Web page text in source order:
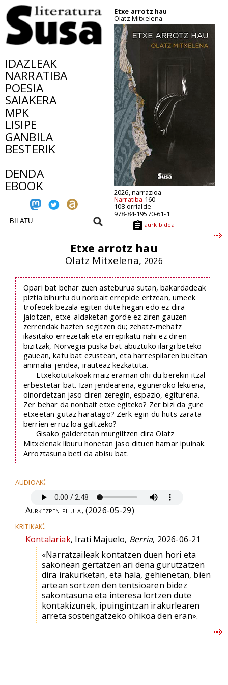
IDAZLEAK
NARRATIBA
POESIA
SAIAKERA
MPK
LISIPE
GANBILA
BESTERIK
DENDA
EBOOK
Etxe arrotz hau
Olatz Mitxelena
2026, narrazioa
Narratiba 160
108 orrialde
978-84-19570-61-1
aurkibidea
Etxe arrotz hau
Olatz Mitxelena, 2026
Opari bat behar zuen asteburua sutan, bakardadeak
piztia bihurtu du norbait errepide ertzean, umeek
trofeoek bezala egiten dute hegan edo ez dira
jaiotzen, etxe-aldaketan gorde ez ziren gauzen
zerrendak hazten segitzen du; zehatz-mehatz
ikasitako errezetak eta errepikatu nahi ez diren
bizitzak, Norvegia puska bat abuztuko ilargi beteko
gauean, katu bat ezustean, eta harrespilaren bueltan
animalia-jendea, irauteaz kezkatuta.
Etxekotutakoak maiz eraman ohi du berekin itzal
erbestetar bat. Izan jendearena, eguneroko lekuena,
oinordetzan jaso diren zeregin, espazio, egiturena.
Zer behar da nonbait etxe egiteko? Zer bizi da gure
etxeetan gutaz haratago? Zerk egin du huts zarata
berrien erruz loa galtzeko?
Gisako galderetan murgiltzen dira Olatz
Mitxelenak liburu honetan jaso dituen hamar ipuinak.
Arroztasuna beti da abisu bat.
audioak:
Aurkezpen pilula, (2026-05-29)
kritikak:
Kontalariak, Irati Majuelo, Berria, 2026-06-21
«Narratzaileak kontatzen duen hori eta
sakonean gertatzen ari dena gurutzatzen
dira irakurketan, eta hala, gehienetan, bien
artean sortzen den tentsioaren bidez
sakontasuna eta interesa lortzen dute
kontakizunek, ipuingintzan irakurlearen
arreta sostengatzeko ohikoa den eran».